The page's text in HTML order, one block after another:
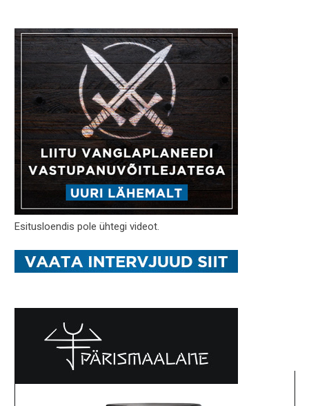
Esitusloendis pole ühtegi videot.